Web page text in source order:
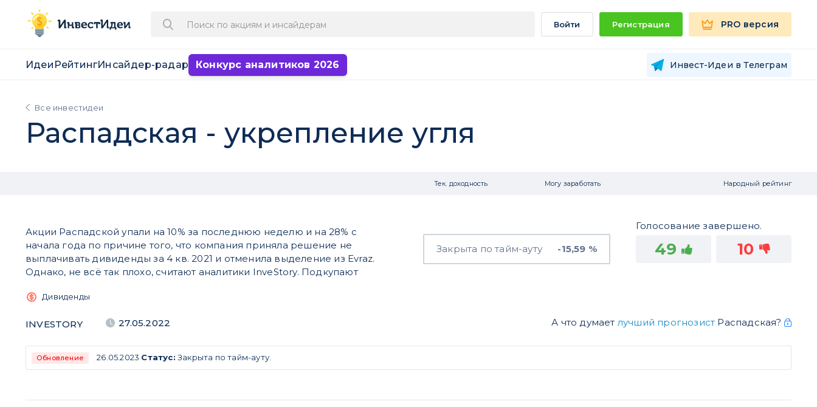
Войти Регистрация PRO версия
Идеи РейтингИнсайдер-радар Конкурс аналитиков 2026 Инвест-Идеи в Телеграм
Все инвестидеи
Распадская - укрепление угля
Тек. доходность Могу заработать Народный рейтинг
​Акции Распадской упали на 10% за последнюю неделю и на 28% с
начала года по причине того, что компания приняла решение не
выплачивать дивиденды за 4 кв. 2021 и отменила выделение из Evraz.
Однако, не всё так плохо, считают аналитики InveStory. Подкупают
Закрыта по тайм-ауту -15,59 %
Голосование завершено.
49 10
Дивиденды
INVESTORY 27.05.2022 А что думает лучший прогнозист Распадская?
Обновление 26.05.2023 Статус: Закрыта по тайм-ауту.